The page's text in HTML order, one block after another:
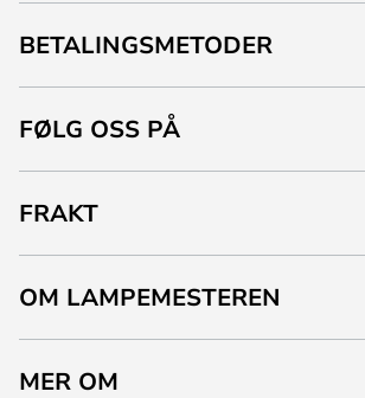
BETALINGSMETODER
FØLG OSS PÅ
FRAKT
OM LAMPEMESTEREN
MER OM